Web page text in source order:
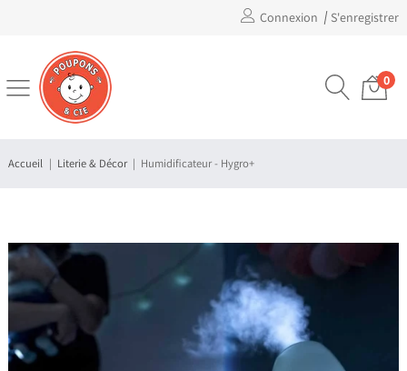
Connexion S'enregistrer
0
Accueil Literie & Décor Humidificateur - Hygro+